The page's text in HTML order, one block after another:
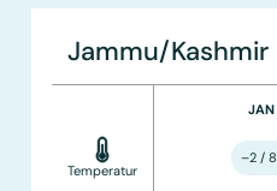
Jammu/Kashmir
Temperatur
JAN
–2 / 8